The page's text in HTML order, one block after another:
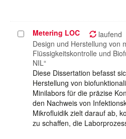
Projekt
auswählen
Metering LOC laufend
Design und Herstellung von
Flüssigkeitskontrolle und
NIL“
Diese Dissertation befasst
Herstellung von
Minilabors für die präzise
den Nachweis von
Mikrofluidik zielt darauf ab,
zu schaffen, die